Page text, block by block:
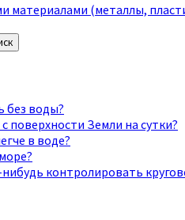
материалами (металлы,
без воды?
поверхности Земли на сутки?
в воде?
контролировать